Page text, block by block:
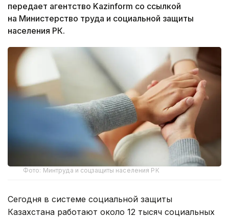
передает агентство Kazinform со ссылкой
на Министерство труда и социальной защиты
населения РК.
Фото: Минтруда и соцзащиты населения РК
Сегодня в системе социальной защиты
Казахстана работают около 12 тысяч социальных